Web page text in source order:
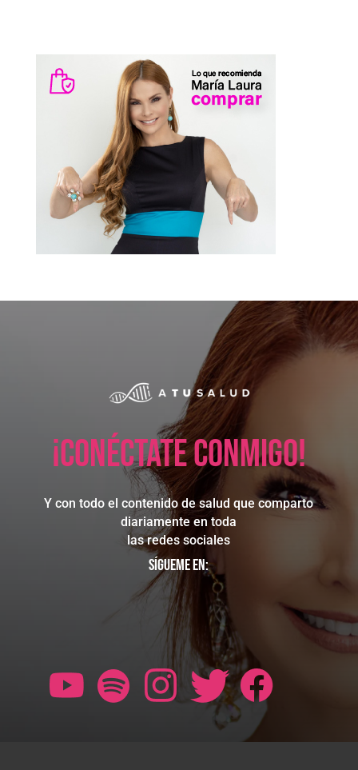
¡Conéctate conmigo!
Y con todo el contenido de salud que comparto
diariamente en toda
las redes sociales
Sígueme en: